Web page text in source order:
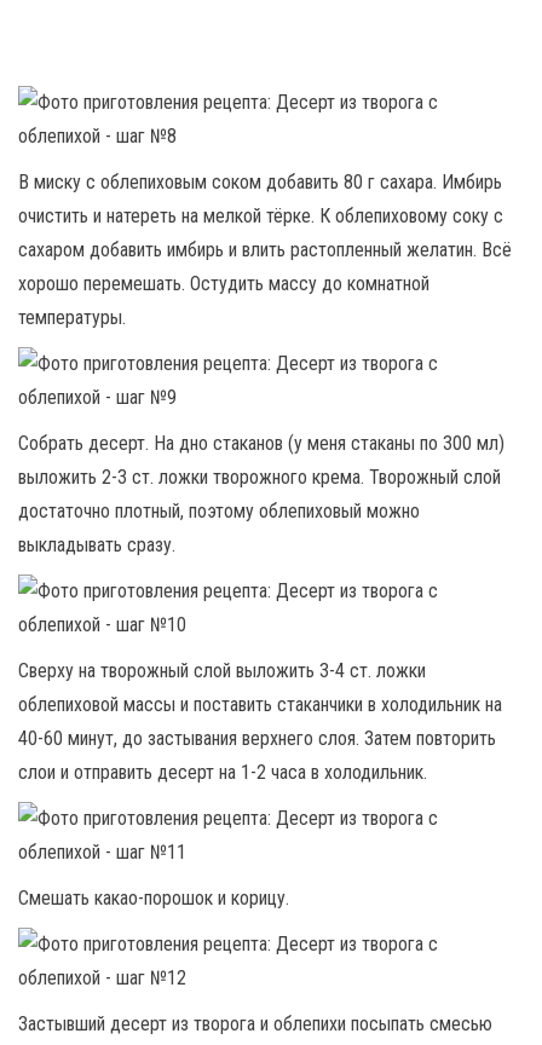
В миску с облепиховым соком добавить 80 г сахара. Имбирь
очистить и натереть на мелкой тёрке. К облепиховому соку с
сахаром добавить имбирь и влить растопленный желатин. Всё
хорошо перемешать. Остудить массу до комнатной
температуры.
Собрать десерт. На дно стаканов (у меня стаканы по 300 мл)
выложить 2-3 ст. ложки творожного крема. Творожный слой
достаточно плотный, поэтому облепиховый можно
выкладывать сразу.
Сверху на творожный слой выложить 3-4 ст. ложки
облепиховой массы и поставить стаканчики в холодильник на
40-60 минут, до застывания верхнего слоя. Затем повторить
слои и отправить десерт на 1-2 часа в холодильник.
Смешать какао-порошок и корицу.
Застывший десерт из творога и облепихи посыпать смесью